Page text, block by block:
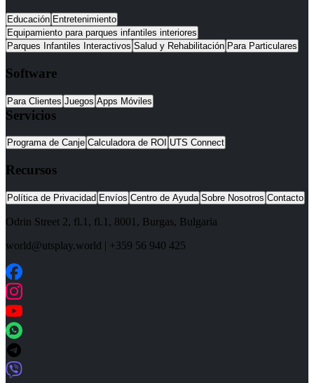
Educación Entretenimiento
Equipamiento para parques infantiles interiores
Parques Infantiles Interactivos Salud y Rehabilitación Para Particulares
Software
Para Clientes Juegos Apps Móviles
Servicios
Programa de Canje Calculadora de ROI UTS Connect
Recursos
Política de Privacidad Envíos Centro de Ayuda Sobre Nosotros Contacto
Odrin Street 2, fl.1 , fl.1, 8001 , Burgas, Bulgaria
world@utsplay.world | +359 56 940 425